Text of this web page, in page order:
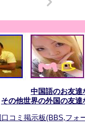
中国語のお友達
その他世界の外国の友達
コミ掲示板(BBS,フォ